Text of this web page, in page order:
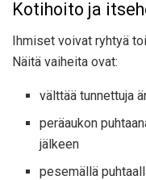
Kotihoito ja
Ihmiset voivat ryhtyä
Näitä vaiheita ovat:
välttää tunnettuja
peräaukon
jälkeen
pesemällä